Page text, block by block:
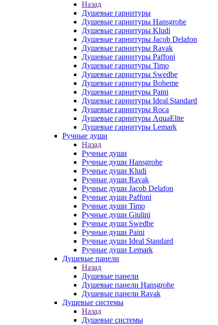
Назад
Душевые гарнитуры
Душевые гарнитуры Hansgrohe
Душевые гарнитуры Kludi
Душевые гарнитуры Jacob Delafon
Душевые гарнитуры Ravak
Душевые гарнитуры Paffoni
Душевые гарнитуры Timo
Душевые гарнитуры Swedbe
Душевые гарнитуры Boheme
Душевые гарнитуры Paini
Душевые гарнитуры Ideal Standard
Душевые гарнитуры Roca
Душевые гарнитуры AquaElite
Душевые гарнитуры Lemark
Ручные души
Назад
Ручные души
Ручные души Hansgrohe
Ручные души Kludi
Ручные души Ravak
Ручные души Jacob Delafon
Ручные души Paffoni
Ручные души Timo
Ручные души Giulini
Ручные души Swedbe
Ручные души Paini
Ручные души Ideal Standard
Ручные души Lemark
Душевые панели
Назад
Душевые панели
Душевые панели Hansgrohe
Душевые панели Ravak
Душевые системы
Назад
Душевые системы